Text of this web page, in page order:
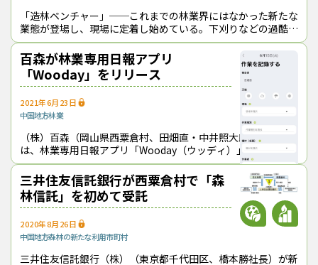
「造林ベンチャー」──これまでの林業界にはなかった新たな
業態が登場し、現場に定着し始めている。下刈りなどの過酷な
労働を伴う造林作業は、きついわりに儲からないと敬遠され、
伐出作業などと比べて担い手不足が
百森が林業専用日報アプリ
「Wooday」をリリース
2021年6月23日
中国地方林業
（株）百森（岡山県西粟倉村、田畑直・中井照大郎共同代表）
は、林業専用日報アプリ「Wooday（ウッディ）」を開発し、
６月21日にリリースした。紙やエクセルで行っている日報作
成作業がスマートフォン１台
三井住友信託銀行が西粟倉村で「森
林信託」を初めて受託
2020年8月26日
中国地方森林の新たな利用市町村
三井住友信託銀行（株）（東京都千代田区、橋本勝社長）が新